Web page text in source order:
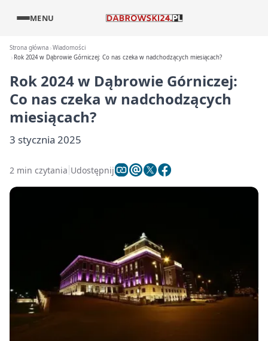
MENU
Strona główna Wiadomości
Rok 2024 w Dąbrowie Górniczej: Co nas czeka w nadchodzących miesiącach?
Rok 2024 w Dąbrowie Górniczej:
Co nas czeka w nadchodzących
miesiącach?
3 stycznia 2025
2 min czytania Udostępnij